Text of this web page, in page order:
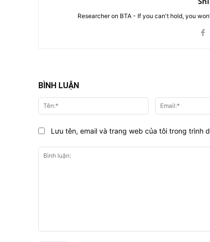
Researcher on BTA - If you can't hold, you
BÌNH LUẬN
Tên:*
Lưu tên, email và trang web của tôi trong trình